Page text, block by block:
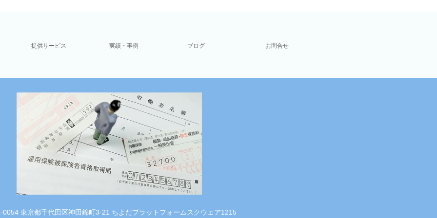
提供サービス 実績・事例 ブログ お問合せ
0054 東京都千代田区神田錦町3-21 ちよだプラットフォームスクウェア1215